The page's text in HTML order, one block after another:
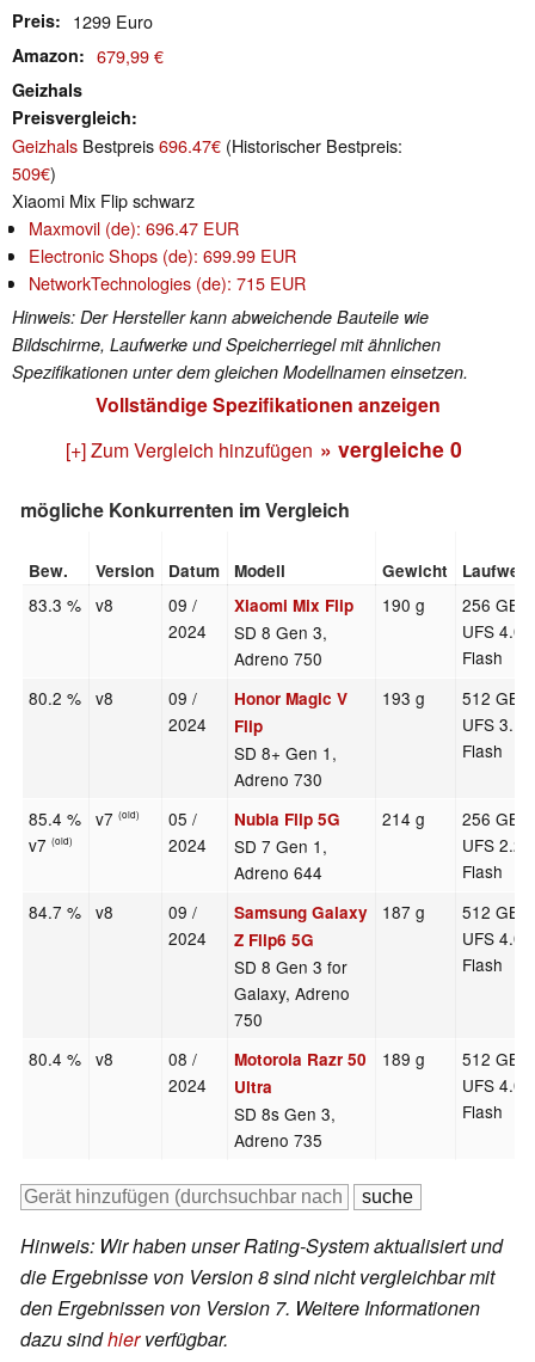
Preis 1299 Euro
Amazon 679,99 €
Geizhals
Preisvergleich
Geizhals Bestpreis696.47€ (Historischer Bestpreis:
509€)
Xiaomi Mix Flip schwarz
Maxmovil (de): 696.47 EUR
Electronic Shops (de): 699.99 EUR
NetworkTechnologies (de): 715 EUR
Hinweis: Der Hersteller kann abweichende Bauteile wie
Bildschirme, Laufwerke und Speicherriegel mit ähnlichen
Spezifikationen unter dem gleichen Modellnamen einsetzen.
Vollständige Spezifikationen anzeigen
[+] Zum Vergleich hinzufügen » vergleiche 0
mögliche Konkurrenten im Vergleich
Bew. Version Datum Modell Gewicht Laufwerk
83.3 % v8
09 /
2024
Xiaomi Mix Flip
SD 8 Gen 3,
Adreno 750
190 g
256 GB
UFS 4.0
Flash
80.2 %
v8
09 /
2024
Honor Magic V
Flip
SD 8+ Gen 1,
Adreno 730
193 g
512 GB
UFS 3.1
Flash
85.4 %
v7(old)
v7(old)
05 /
2024
Nubia Flip 5G
SD 7 Gen 1,
Adreno 644
214 g
256 GB
UFS 2.2
Flash
84.7 %
v8
09 /
2024
Samsung Galaxy
Z Flip6 5G
SD 8 Gen 3 for
Galaxy, Adreno
750
187 g
512 GB
UFS 4.0
Flash
80.4 % v8
08 /
2024
Motorola Razr 50
Ultra
SD 8s Gen 3,
Adreno 735
189 g
512 GB
UFS 4.0
Flash
Hinweis: Wir haben unser Rating-System aktualisiert und
die Ergebnisse von Version 8 sind nicht vergleichbar mit
den Ergebnissen von Version 7. Weitere Informationen
dazu sindhierverfügbar.